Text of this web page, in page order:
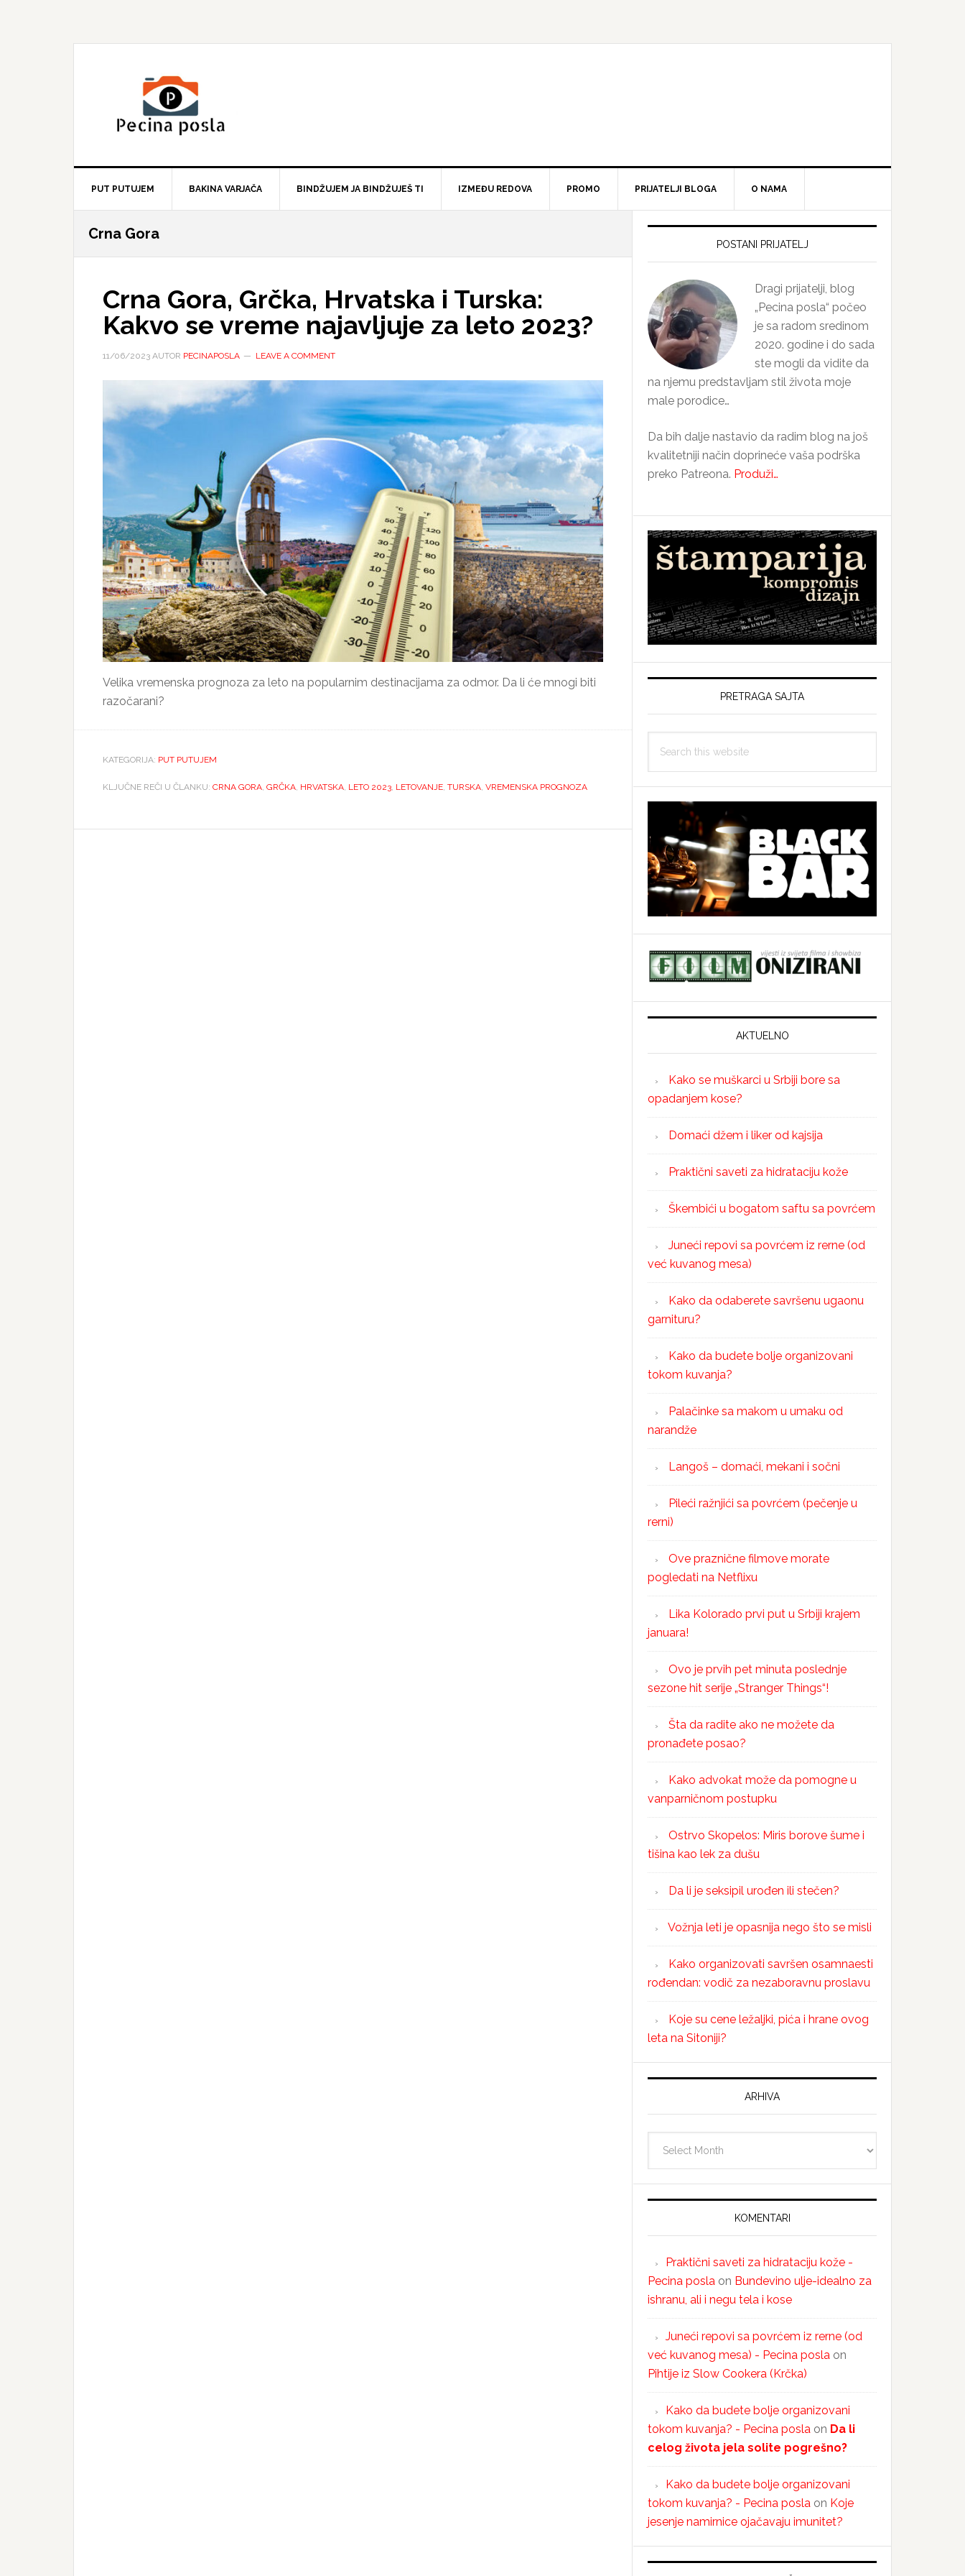
PUT PUTUJEM BAKINA VARJAČA BINDŽUJEM JA BINDŽUJEŠ TI IZMEĐU REDOVA PROMO PRIJATELJI BLOGA O NAMA
Crna Gora
Crna Gora, Grčka, Hrvatska i Turska:
Kakvo se vreme najavljuje za leto 2023?
11/06/2023 AUTOR PECINAPOSLA LEAVE A COMMENT
Velika vremenska prognoza za leto na popularnim destinacijama za odmor. Da li će mnogi biti
razočarani?
KATEGORIJA: PUT PUTUJEM
KLJUČNE REČI U ČLANKU: CRNA GORA, GRČKA, HRVATSKA, LETO 2023, LETOVANJE, TURSKA, VREMENSKA PROGNOZA
Primary
POSTANI PRIJATELJ
Dragi prijatelji, blog
„Pecina posla“ počeo
je sa radom sredinom
2020. godine i do sada
ste mogli da vidite da
na njemu predstavljam stil života moje
male porodice…
Da bih dalje nastavio da radim blog na još
kvalitetniji način doprineće vaša podrška
preko Patreona. Produži…
PRETRAGA SAJTA
this
AKTUELNO
Kako se muškarci u Srbiji bore sa
opadanjem kose?
Domaći džem i liker od kajsija
Praktični saveti za hidrataciju kože
Škembići u bogatom saftu sa povrćem
Juneći repovi sa povrćem iz rerne (od
već kuvanog mesa)
Kako da odaberete savršenu ugaonu
garnituru?
Kako da budete bolje organizovani
tokom kuvanja?
Palačinke sa makom u umaku od
narandže
Langoš – domaći, mekani i sočni
Pileći ražnjići sa povrćem (pečenje u
rerni)
Ove praznične filmove morate
pogledati na Netflixu
Lika Kolorado prvi put u Srbiji krajem
januara!
Ovo je prvih pet minuta poslednje
sezone hit serije „Stranger Things“!
Šta da radite ako ne možete da
pronađete posao?
Kako advokat može da pomogne u
vanparničnom postupku
Ostrvo Skopelos: Miris borove šume i
tišina kao lek za dušu
Da li je seksipil urođen ili stečen?
Vožnja leti je opasnija nego što se misli
Kako organizovati savršen osamnaesti
rođendan: vodič za nezaboravnu proslavu
Koje su cene ležaljki, pića i hrane ovog
leta na Sitoniji?
ARHIVA
KOMENTARI
Praktični saveti za hidrataciju kože -
Pecina posla on Bundevino ulje-idealno za
ishranu, ali i negu tela i kose
Juneći repovi sa povrćem iz rerne (od
već kuvanog mesa) - Pecina posla on
Pihtije iz Slow Cookera (Krčka)
Kako da budete bolje organizovani
tokom kuvanja? - Pecina posla on Da li
celog života jela solite pogrešno?
Kako da budete bolje organizovani
tokom kuvanja? - Pecina posla on Koje
jesenje namirnice ojačavaju imunitet?